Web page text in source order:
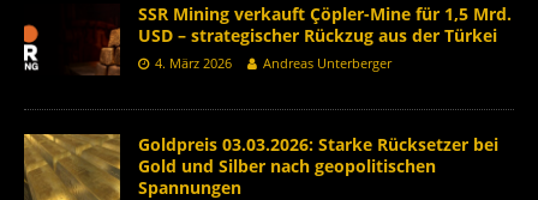
SSR Mining verkauft Çöpler-Mine für 1,5 Mrd.
USD – strategischer Rückzug aus der Türkei
4. März 2026 Andreas Unterberger
Goldpreis 03.03.2026: Starke Rücksetzer bei
Gold und Silber nach geopolitischen
Spannungen